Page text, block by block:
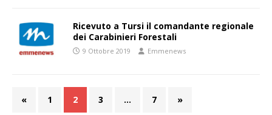
Ricevuto a Tursi il comandante regionale
dei Carabinieri Forestali
9 Ottobre 2019 Emmenews
« 1 2 3 … 7 »